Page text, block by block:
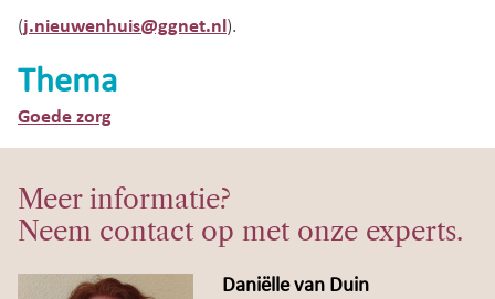
(j.nieuwenhuis@ggnet.nl).
Thema
Goede zorg
Meer informatie?
Neem contact op met onze experts.
Daniëlle van Duin